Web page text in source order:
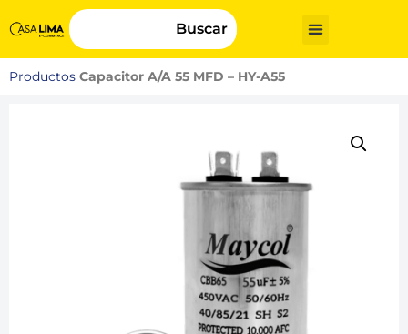
Buscar
Productos Capacitor A/A 55 MFD – HY-A55